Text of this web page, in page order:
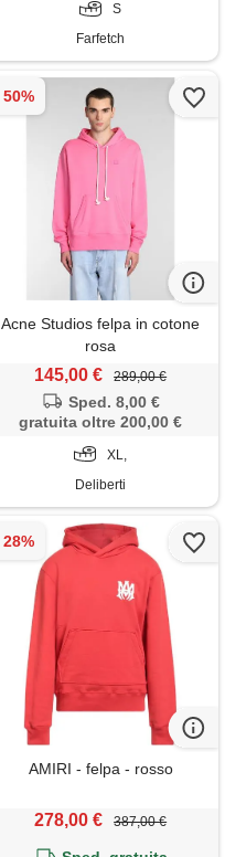
S
Farfetch
Acne Studios felpa in cotone
rosa
145,00 € 289,00 €
Sped. 8,00 €
gratuita oltre 200,00 €
XL,
Deliberti
AMIRI - felpa - rosso
278,00 € 387,00 €